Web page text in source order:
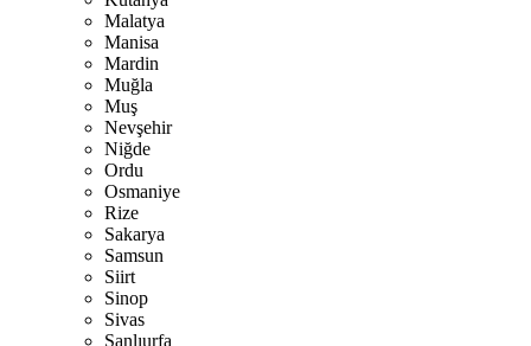
Malatya
Manisa
Mardin
Muğla
Muş
Nevşehir
Niğde
Ordu
Osmaniye
Rize
Sakarya
Samsun
Siirt
Sinop
Sivas
Şanlıurfa